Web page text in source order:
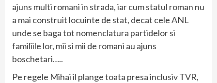
ajuns multi romani in strada, iar cum statul roman nu
a mai construit locuinte de stat, decat cele ANL
unde se baga tot nomenclatura partidelor si
familiile lor, mii si mii de romani au ajuns
boschetari…..
Pe regele Mihai il plange toata presa inclusiv TVR,